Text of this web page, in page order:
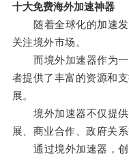
十大免费海外加速神器
随着全球化的加速发
关注境外市场。
而境外加速器作为一
者提供了丰富的资源和
展。
境外加速器不仅提供
展、商业合作、政府关
通过境外加速器，创